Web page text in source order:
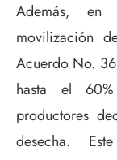
Además,
movilización
Acuerdo No.
hasta el
productores
desecha.